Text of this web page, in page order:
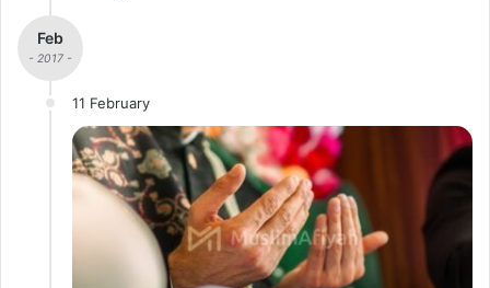
Feb
- 2017 -
11 February